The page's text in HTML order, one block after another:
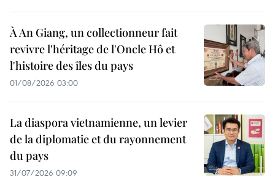
À An Giang, un collectionneur fait
revivre l'héritage de l'Oncle Hô et
l'histoire des îles du pays
01/08/2026 03:00
La diaspora vietnamienne, un levier
de la diplomatie et du rayonnement
du pays
31/07/2026 09:09